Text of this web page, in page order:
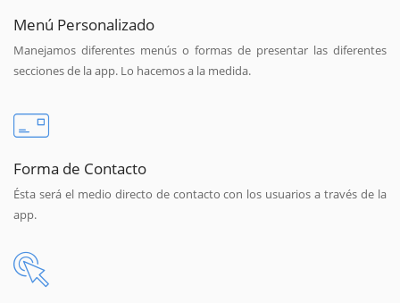
Menú Personalizado
Manejamos diferentes menús o formas de presentar las diferentes
secciones de la app. Lo hacemos a la medida.
Forma de Contacto
Ésta será el medio directo de contacto con los usuarios a través de la
app.